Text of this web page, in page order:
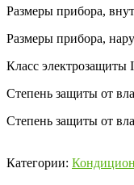
Размеры прибора,
Размеры прибора,
Класс электрозащиты
Степень защиты от
Степень защиты от
Категории: